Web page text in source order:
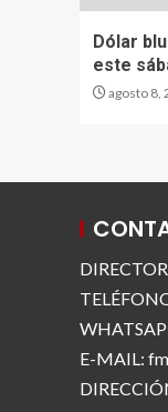
Dólar
este
agosto 8,
E-MAIL: